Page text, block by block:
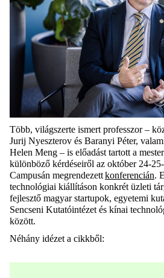
Több, világszerte ismert professzor –
Jurij Nyeszterov és Baranyi Péter,
Helen Meng – is előadást tartott a
különböző kérdéseiről az október 24-
Campusán megrendezettkonferencián.
technológiai kiállításon konkrét üzleti
fejlesztő magyar startupok, egyetemi
Sencseni Kutatóintézet és kínai
között.
Néhány idézet a cikkből: